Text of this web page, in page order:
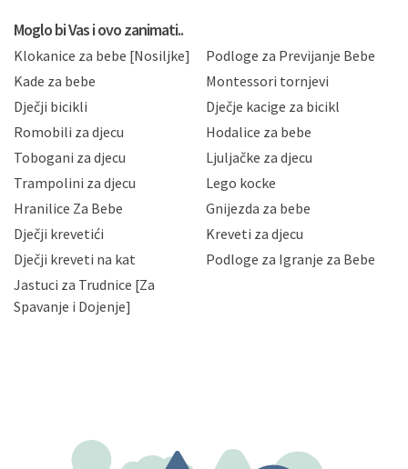
privatnosti i kolačića koju možete pročitati ovdje i
Hrvatske, a uvijek uz primjenu odgovarajućih tehničkih i
sigurnosnih mjera zaštite osobnih podataka od
neovlaštenog pristupa, zlouporabe, otkrivanja,
gubitka ili uništenja. Mae.hr štiti privatnost svojih
korisnika i posjetitelja web stranica, čuva povjerljivost
priopćavanje osobnih podataka samo onim svojim
zaposlenicima kojima su isti potrebni radi provedbe
slučajevima koji su dozvoljeni zakonima. Napominjemo
da možete u svako doba, u potpunosti ili djelomice,
zatražiti prestanak aktivnosti obrade Vaših osobnih
podataka. Opoziv privole možete podnijeti poštom na
gore navedenu adresu ili e-mailom na adresu:
Moglo bi Vas i ovo zanimati..
Klokanice za bebe [Nosiljke]
Podloge za Previjanje Bebe
Kade za bebe
Montessori tornjevi
Dječji bicikli
Dječje kacige za bicikl
Romobili za djecu
Hodalice za bebe
Tobogani za djecu
Ljuljačke za djecu
Trampolini za djecu
Lego kocke
Hranilice Za Bebe
Gnijezda za bebe
Dječji krevetići
Kreveti za djecu
Dječji kreveti na kat
Podloge za Igranje za Bebe
Jastuci za Trudnice [Za
Spavanje i Dojenje]